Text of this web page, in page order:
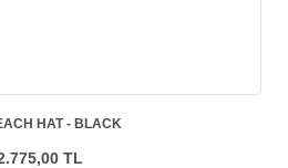
HAT - BLACK
TL